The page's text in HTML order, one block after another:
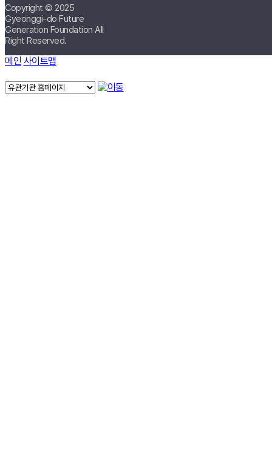
Copyright © 2025
Gyeonggi-do Future
Generation Foundation All
Right Reserved.
메인 사이트맵